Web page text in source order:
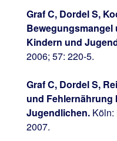
Graf C, Dordel S,
Kindern und
2006; 57: 220-5.
Graf C, Dordel S,
und Fehlernährung
Jugendlichen. Köln:
2007.